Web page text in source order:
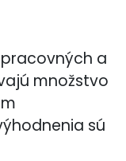
a
množstvo
sú